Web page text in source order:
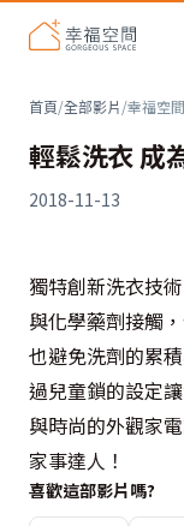
首頁/全部影片/幸福空間
輕鬆洗衣 成
2018-11-13
獨特創新洗衣技
與化學藥劑接觸
也避免洗劑的累
過兒童鎖的設定
與時尚的外觀家
家事達人！
喜歡這部影片嗎?